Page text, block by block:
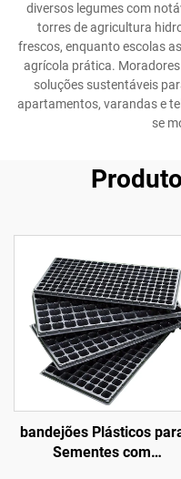
diversos legumes com
torres de agricultura
frescos, enquanto escolas
agrícola prática.
soluções sustentáveis
apartamentos, varandas e
se
bandejões Plásticos
Sementes com